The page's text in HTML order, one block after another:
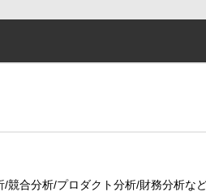
合分析/プロダクト分析/財務分析など